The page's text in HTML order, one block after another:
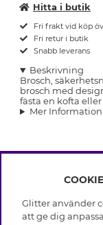
Hitta i butik
Fri frakt vid köp
Fri retur i butik
Snabb leverans
Beskrivning
Brosch,
brosch med
fästa en kofta eller
Mer Information
Glitter använder
att ge dig